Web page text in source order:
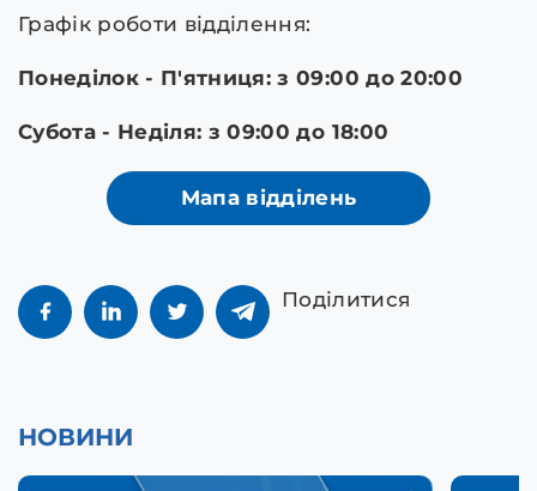
Графік роботи відділення:
Понеділок - П'ятниця: з 09:00 до 20:00
Субота - Неділя: з 09:00 до 18:00
Мапа відділень
Поділитися
НОВИНИ